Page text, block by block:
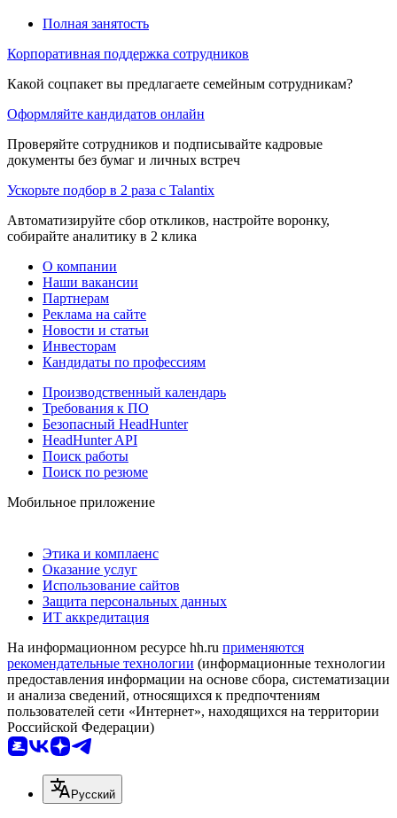
Полная занятость
Корпоративная поддержка сотрудников
Какой соцпакет вы предлагаете семейным сотрудникам?
Оформляйте кандидатов онлайн
Проверяйте сотрудников и подписывайте кадровые
документы без бумаг и личных встреч
Ускорьте подбор в 2 раза с Talantix
Автоматизируйте сбор откликов, настройте воронку,
собирайте аналитику в 2 клика
О компании
Наши вакансии
Партнерам
Реклама на сайте
Новости и статьи
Инвесторам
Кандидаты по профессиям
Производственный календарь
Требования к ПО
Безопасный HeadHunter
HeadHunter API
Поиск работы
Поиск по резюме
Мобильное приложение
Этика и комплаенс
Оказание услуг
Использование сайтов
Защита персональных данных
ИТ аккредитация
На информационном ресурсе hh.ru применяются
рекомендательные технологии (информационные технологии
предоставления информации на основе сбора, систематизации
и анализа сведений, относящихся к предпочтениям
пользователей сети «Интернет», находящихся на территории
Российской Федерации)
Русский